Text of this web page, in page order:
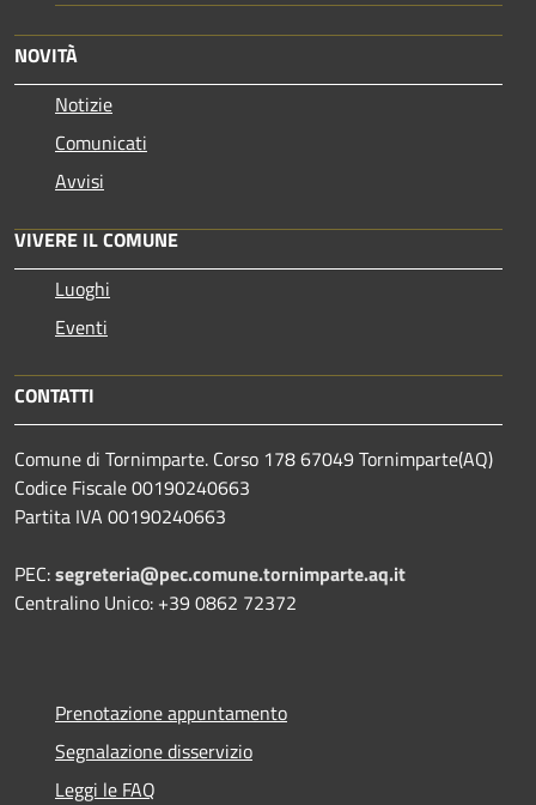
NOVITÀ
Notizie
Comunicati
Avvisi
VIVERE IL COMUNE
Luoghi
Eventi
CONTATTI
Comune di Tornimparte. Corso 178 67049 Tornimparte(AQ)
Codice Fiscale 00190240663
Partita IVA 00190240663
PEC:segreteria@pec.comune.tornimparte.aq.it
Centralino Unico: +39 0862 72372
Prenotazione appuntamento
Segnalazione disservizio
Leggi le FAQ